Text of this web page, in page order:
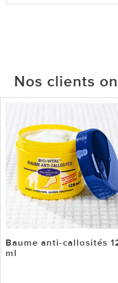
Nos clients
Baume anti-callosités
ml